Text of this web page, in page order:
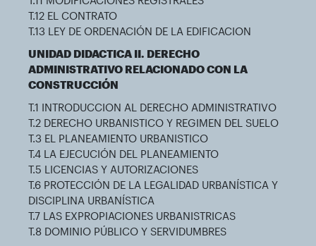
T.12 EL CONTRATO
T.13 LEY DE ORDENACIÓN DE LA EDIFICACION
UNIDAD DIDACTICA II. DERECHO
ADMINISTRATIVO RELACIONADO CON LA
CONSTRUCCIÓN
T.1 INTRODUCCION AL DERECHO ADMINISTRATIVO
T.2 DERECHO URBANISTICO Y REGIMEN DEL SUELO
T.3 EL PLANEAMIENTO URBANISTICO
T.4 LA EJECUCIÓN DEL PLANEAMIENTO
T.5 LICENCIAS Y AUTORIZACIONES
T.6 PROTECCIÓN DE LA LEGALIDAD URBANÍSTICA Y
DISCIPLINA URBANÍSTICA
T.7 LAS EXPROPIACIONES URBANISTRICAS
T.8 DOMINIO PÚBLICO Y SERVIDUMBRES